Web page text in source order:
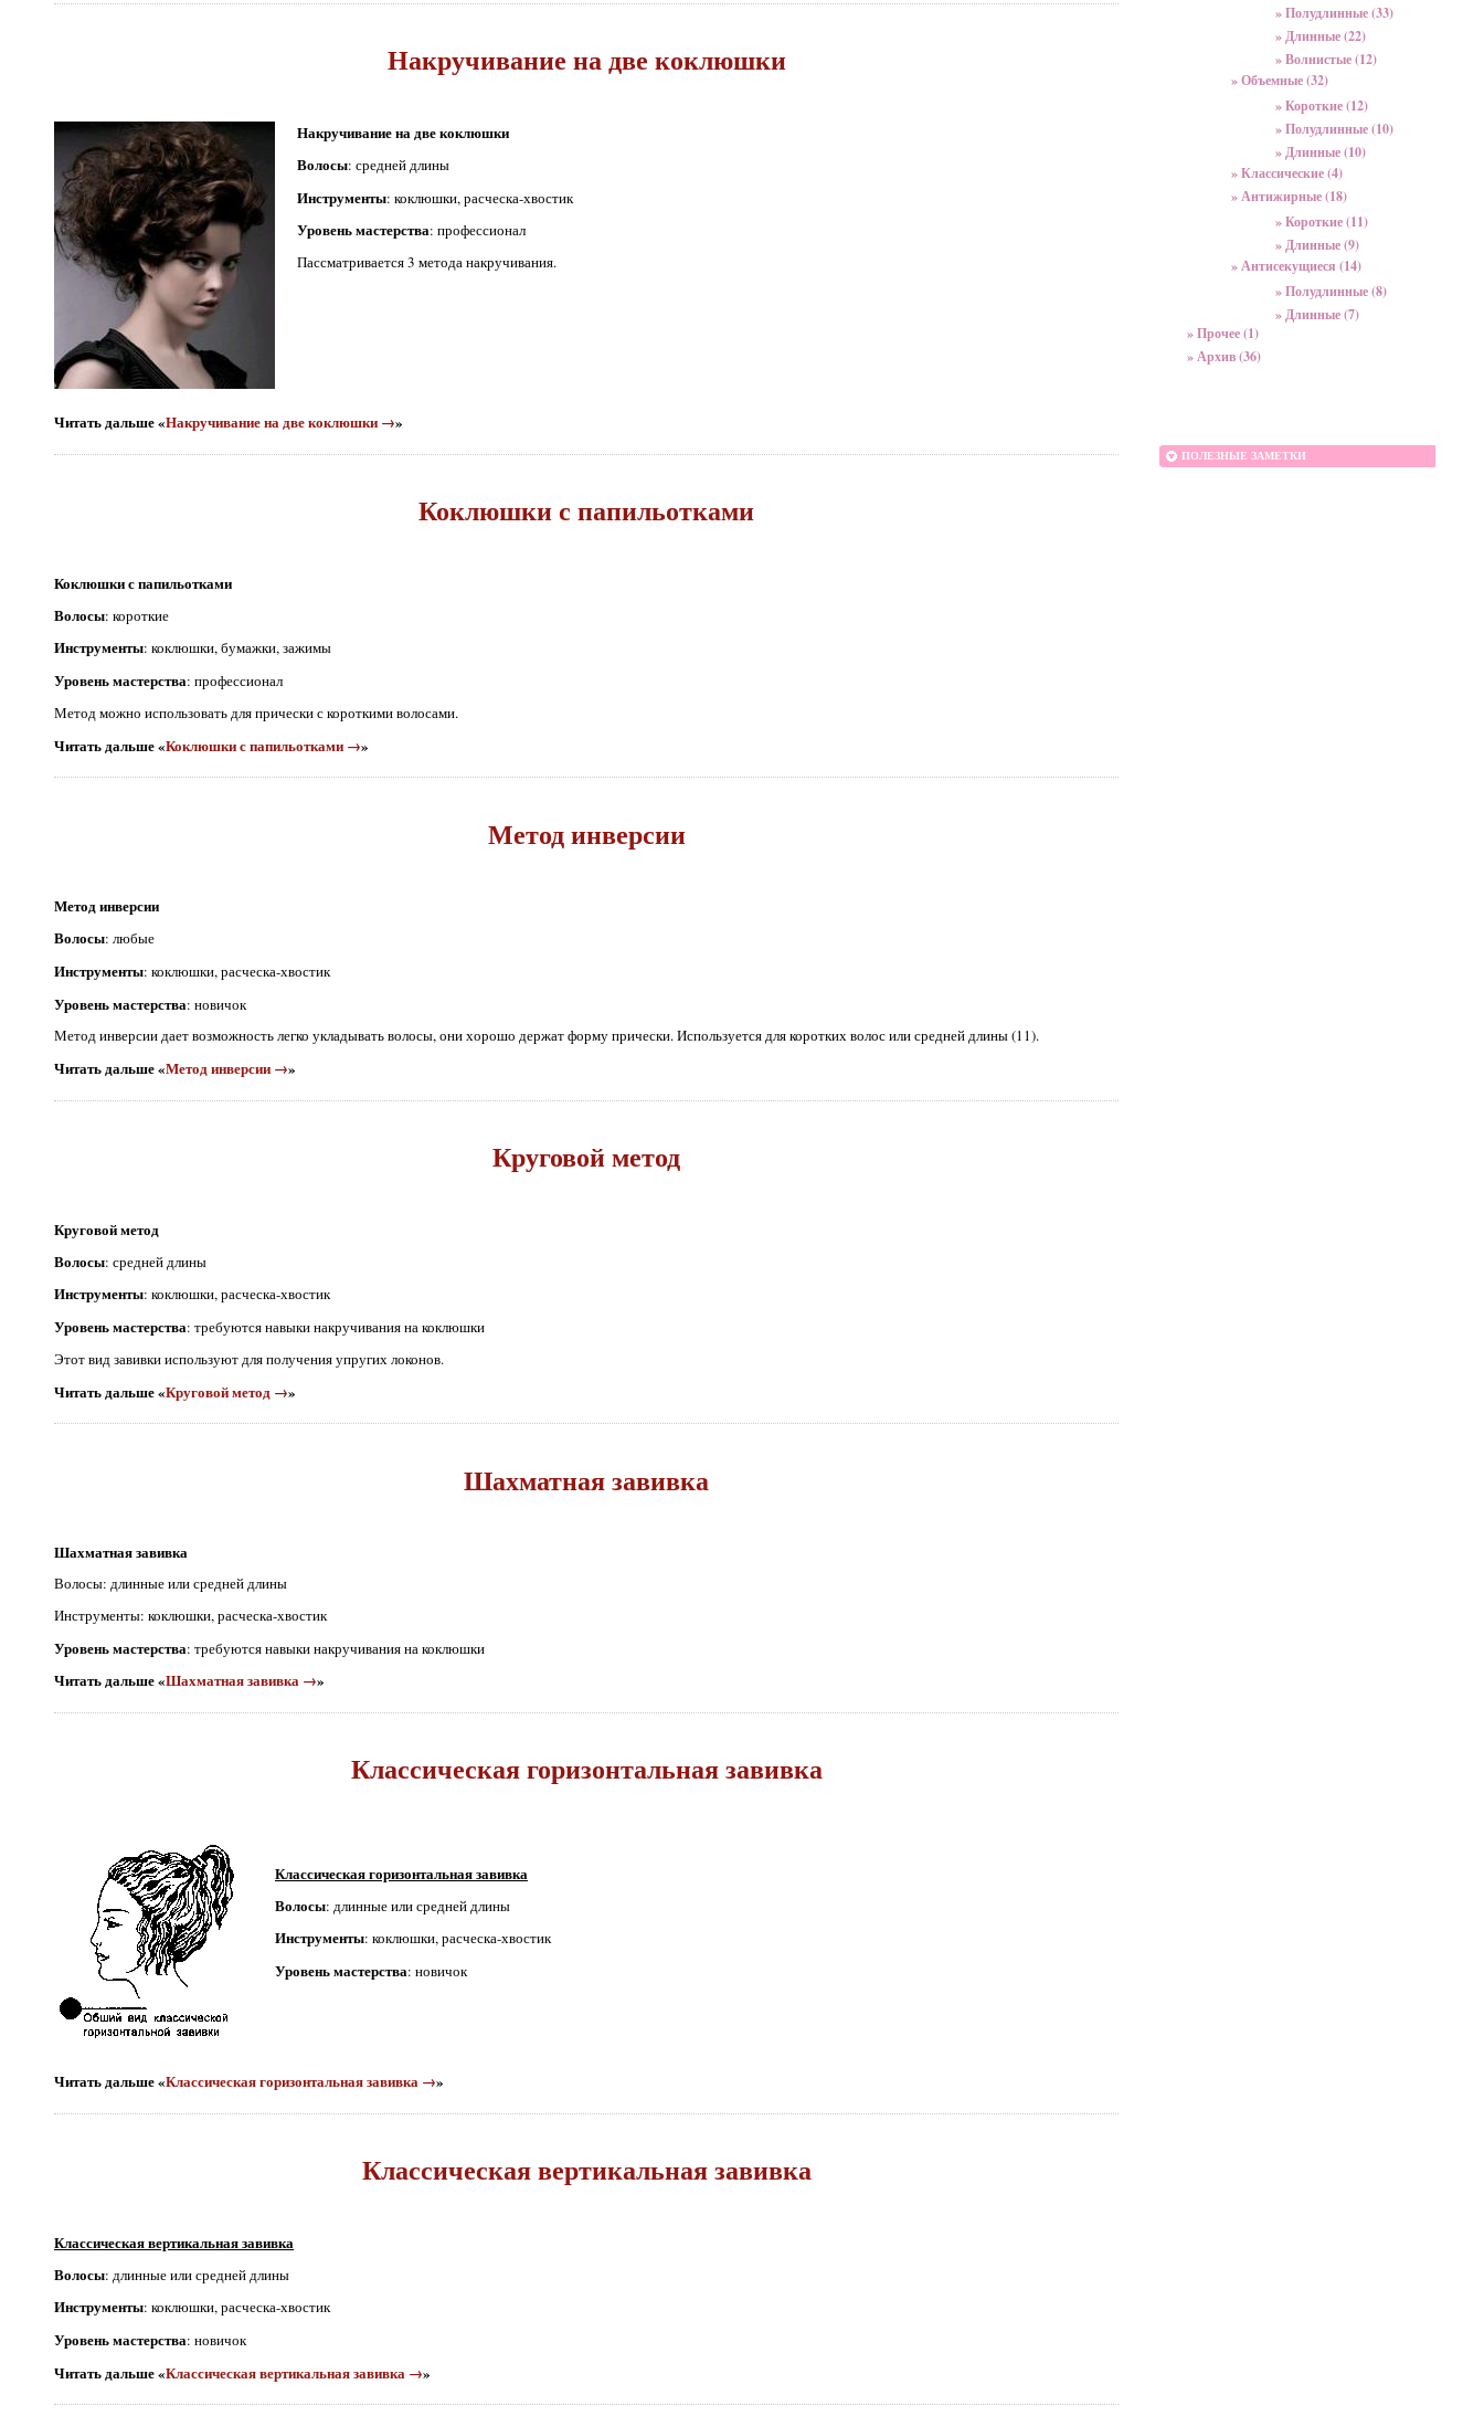
Накручивание на две коклюшки
Накручивание на две коклюшки
Волосы: средней длины
Инструменты: коклюшки, расческа-хвостик
Уровень мастерства: профессионал
Пассматривается 3 метода накручивания.
Читать дальше «Накручивание на две коклюшки →»
Коклюшки с папильотками
Коклюшки с папильотками
Волосы: короткие
Инструменты: коклюшки, бумажки, зажимы
Уровень мастерства: профессионал
Метод можно использовать для прически с короткими волосами.
Читать дальше «Коклюшки с папильотками →»
Метод инверсии
Метод инверсии
Волосы: любые
Инструменты: коклюшки, расческа-хвостик
Уровень мастерства: новичок
Метод инверсии дает возможность легко укладывать волосы, они хорошо держат форму прически. Используется для коротких волос или средней длины (11).
Читать дальше «Метод инверсии →»
Круговой метод
Круговой метод
Волосы: средней длины
Инструменты: коклюшки, расческа-хвостик
Уровень мастерства: требуются навыки накручивания на коклюшки
Этот вид завивки используют для получения упругих локонов.
Читать дальше «Круговой метод →»
Шахматная завивка
Шахматная завивка
Волосы: длинные или средней длины
Инструменты: коклюшки, расческа-хвостик
Уровень мастерства: требуются навыки накручивания на коклюшки
Читать дальше «Шахматная завивка →»
Классическая горизонтальная завивка
Классическая горизонтальная завивка
Волосы: длинные или средней длины
Инструменты: коклюшки, расческа-хвостик
Уровень мастерства: новичок
Читать дальше «Классическая горизонтальная завивка →»
Классическая вертикальная завивка
Классическая вертикальная завивка
Волосы: длинные или средней длины
Инструменты: коклюшки, расческа-хвостик
Уровень мастерства: новичок
Читать дальше «Классическая вертикальная завивка →»
» Полудлинные (33)
» Длинные (22)
» Волнистые (12)
» Объемные (32)
» Короткие (12)
» Полудлинные (10)
» Длинные (10)
» Классические (4)
» Антижирные (18)
» Короткие (11)
» Длинные (9)
» Антисекущиеся (14)
» Полудлинные (8)
» Длинные (7)
» Прочее (1)
» Архив (36)
ПОЛЕЗНЫЕ ЗАМЕТКИ